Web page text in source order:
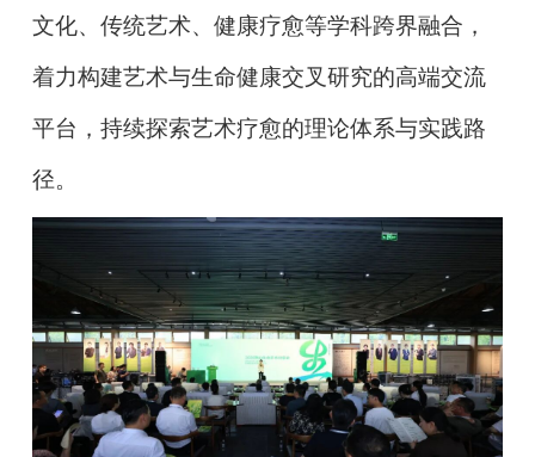
文化、传统艺术、健康疗愈等学科跨界融合，
着力构建艺术与生命健康交叉研究的高端交流
平台，持续探索艺术疗愈的理论体系与实践路
径。